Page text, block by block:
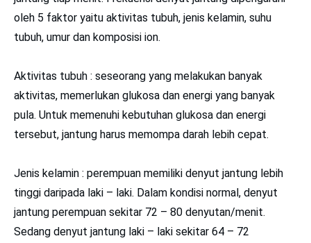
oleh 5 faktor yaitu aktivitas tubuh, jenis kelamin, suhu
tubuh, umur dan komposisi ion.
Aktivitas tubuh : seseorang yang melakukan banyak
aktivitas, memerlukan glukosa dan energi yang banyak
pula. Untuk memenuhi kebutuhan glukosa dan energi
tersebut, jantung harus memompa darah lebih cepat.
Jenis kelamin : perempuan memiliki denyut jantung lebih
tinggi daripada laki – laki. Dalam kondisi normal, denyut
jantung perempuan sekitar 72 – 80 denyutan/menit.
Sedang denyut jantung laki – laki sekitar 64 – 72